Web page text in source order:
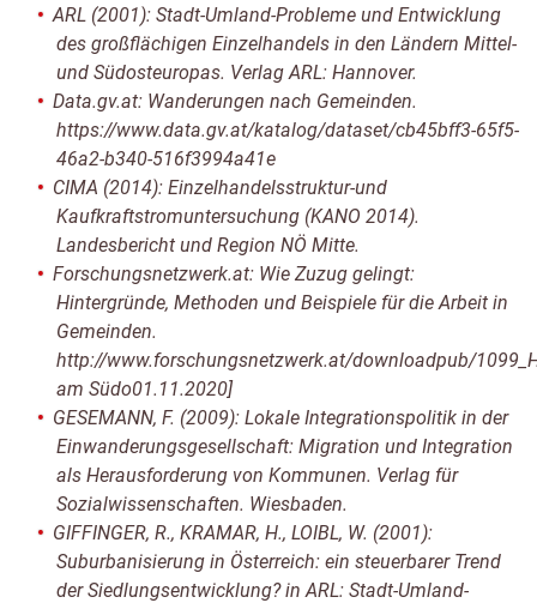
ARL (2001): Stadt-Umland-Probleme und Entwicklung
des großflächigen Einzelhandels in den Ländern Mittel-
und Südosteuropas. Verlag ARL: Hannover.
Data.gv.at: Wanderungen nach Gemeinden.
https://www.data.gv.at/katalog/dataset/cb45bff3-65f5-
46a2-b340-516f3994a41e
CIMA (2014): Einzelhandelsstruktur-und
Kaufkraftstromuntersuchung (KANO 2014).
Landesbericht und Region NÖ Mitte.
Forschungsnetzwerk.at: Wie Zuzug gelingt:
Hintergründe, Methoden und Beispiele für die Arbeit in
Gemeinden.
http://www.forschungsnetzwerk.at/downloadpub/
am Südo01.11.2020]
GESEMANN, F. (2009): Lokale Integrationspolitik in der
Einwanderungsgesellschaft: Migration und Integration
als Herausforderung von Kommunen. Verlag für
Sozialwissenschaften. Wiesbaden.
GIFFINGER, R., KRAMAR, H., LOIBL, W. (2001):
Suburbanisierung in Österreich: ein steuerbarer Trend
der Siedlungsentwicklung? in ARL: Stadt-Umland-